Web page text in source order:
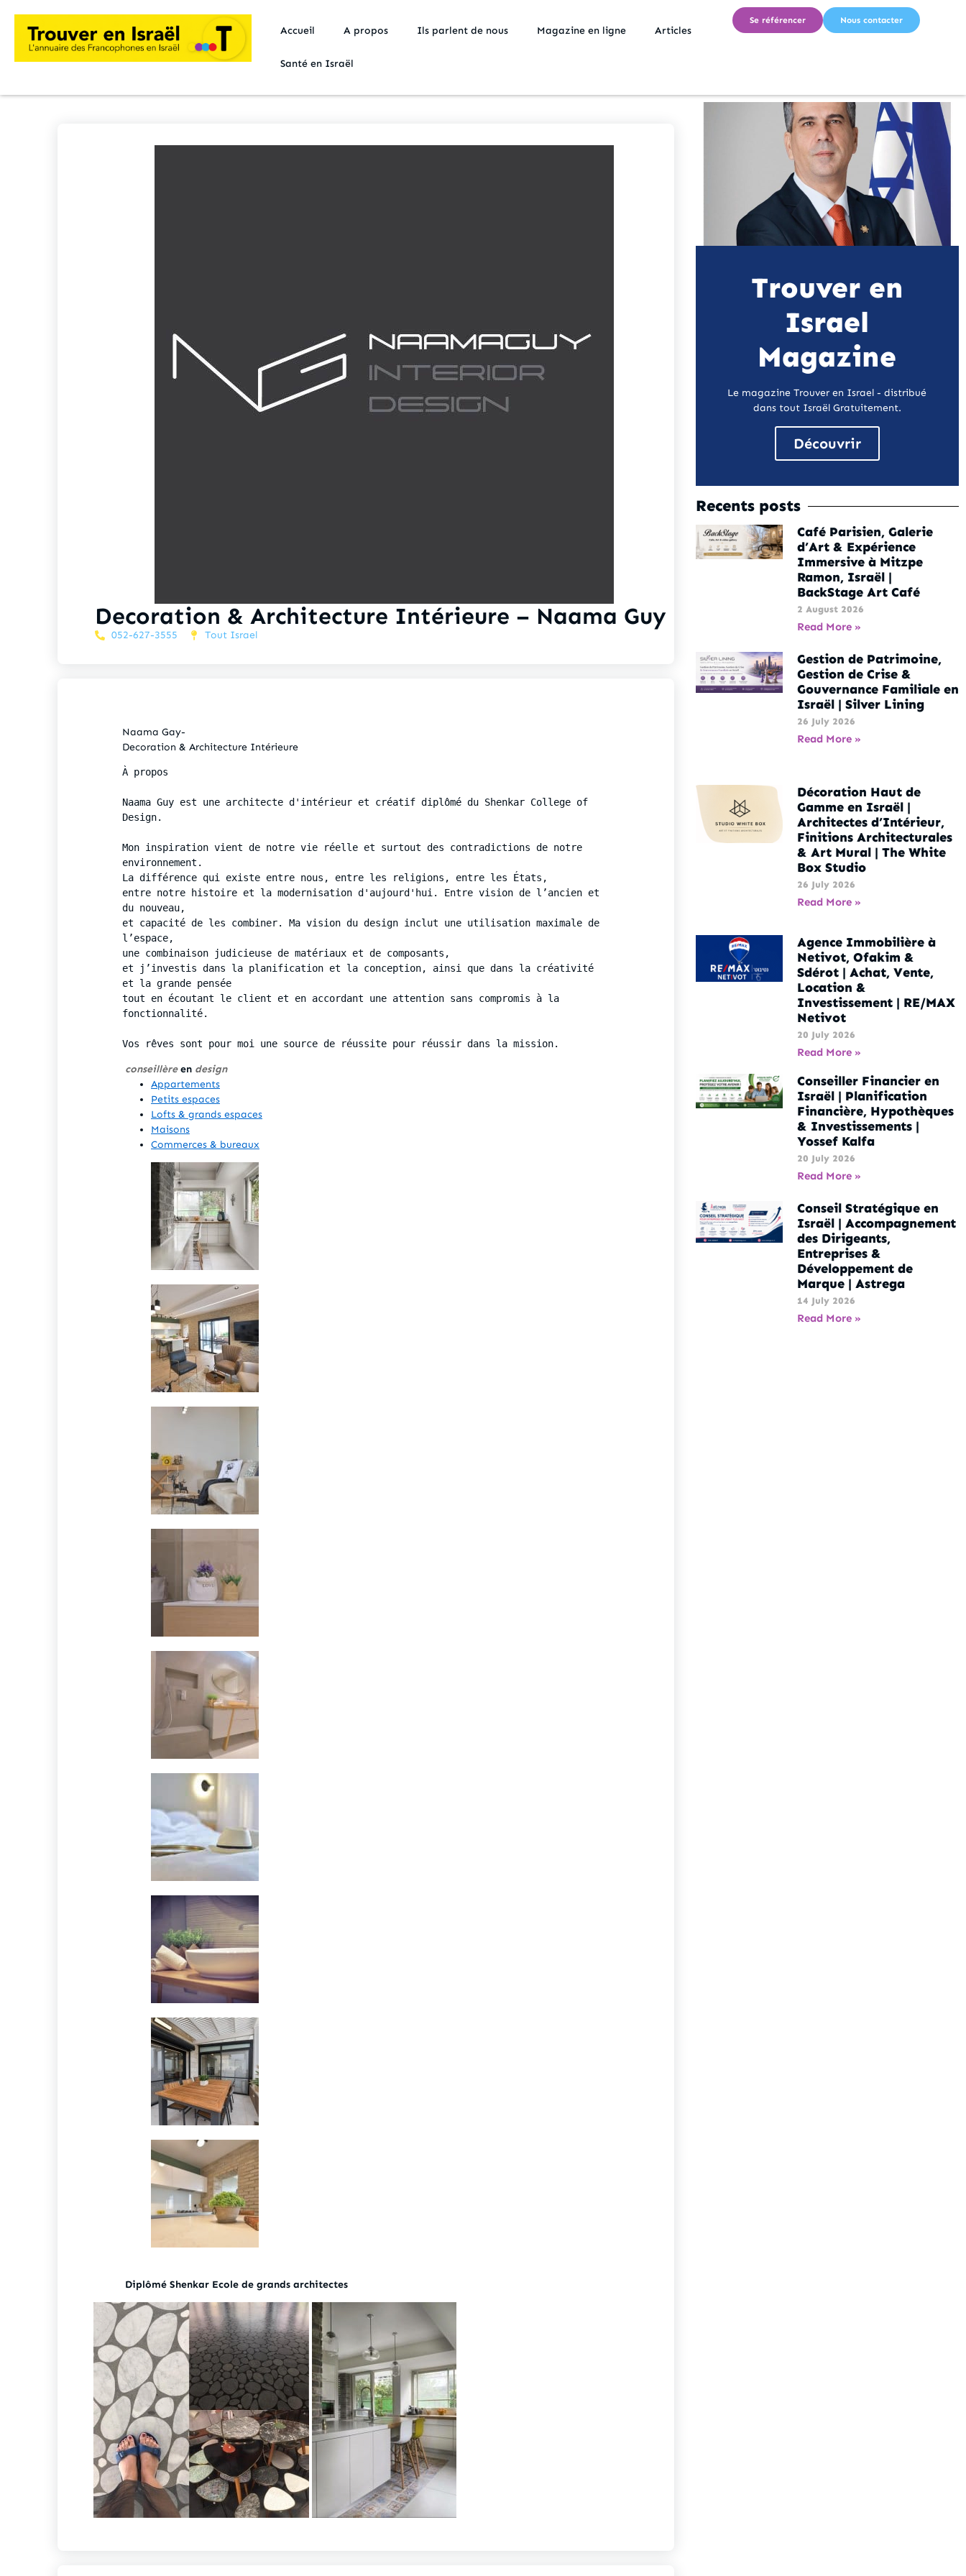
Accueil A propos Ils parlent de nous Magazine en ligne Articles
Santé en Israël
Se référencer Nous contacter
Decoration & Architecture Intérieure – Naama Guy
052-627-3555 Tout Israel
Naama Gay-
Decoration & Architecture Intérieure
À propos
Naama Guy est une architecte d'intérieur et créatif diplômé du Shenkar College of
Design.
Mon inspiration vient de notre vie réelle et surtout des contradictions de notre
environnement.
La différence qui existe entre nous, entre les religions, entre les États,
entre notre histoire et la modernisation d'aujourd'hui. Entre vision de l’ancien et
du nouveau,
et capacité de les combiner. Ma vision du design inclut une utilisation maximale de
l’espace,
une combinaison judicieuse de matériaux et de composants,
et j’investis dans la planification et la conception, ainsi que dans la créativité
et la grande pensée
tout en écoutant le client et en accordant une attention sans compromis à la
fonctionnalité.
Vos rêves sont pour moi une source de réussite pour réussir dans la mission.
conseillèreen design
Appartements
Petits espaces
Lofts & grands espaces
Maisons
Commerces & bureaux
Diplômé Shenkar Ecole de grands architectes
Trouver en
Israel
Magazine
Le magazine Trouver en Israel - distribué
dans tout Israël Gratuitement.
Découvrir
Recents posts
Café Parisien, Galerie
d’Art & Expérience
Immersive à Mitzpe
Ramon, Israël |
BackStage Art Café
2 August 2026
Read More »
Gestion de Patrimoine,
Gestion de Crise &
Gouvernance Familiale en
Israël | Silver Lining
26 July 2026
Read More »
Décoration Haut de
Gamme en Israël |
Architectes d’Intérieur,
Finitions Architecturales
& Art Mural | The White
Box Studio
26 July 2026
Read More »
Agence Immobilière à
Netivot, Ofakim &
Sdérot | Achat, Vente,
Location &
Investissement | RE/MAX
Netivot
20 July 2026
Read More »
Conseiller Financier en
Israël | Planification
Financière, Hypothèques
& Investissements |
Yossef Kalfa
20 July 2026
Read More »
Conseil Stratégique en
Israël | Accompagnement
des Dirigeants,
Entreprises &
Développement de
Marque | Astrega
14 July 2026
Read More »